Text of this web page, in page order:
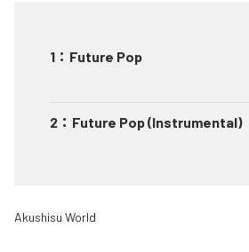
1 ： Future Pop
2 ： Future Pop (Instrumental)
Akushisu World